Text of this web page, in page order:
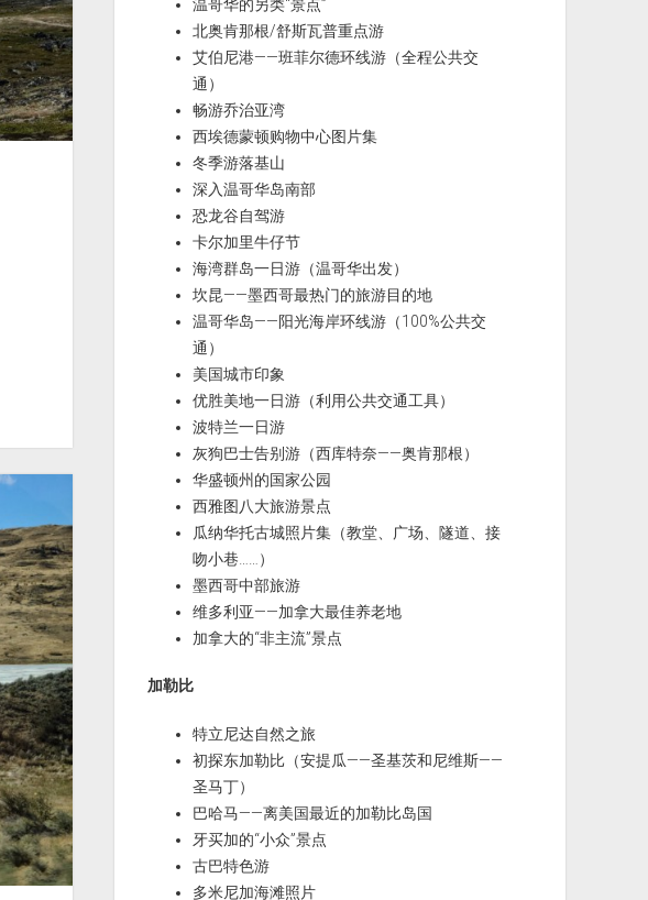
温哥华的另类“景点”
北奥肯那根/舒斯瓦普重点游
艾伯尼港——班菲尔德环线游（全程公共交
通）
畅游乔治亚湾
西埃德蒙顿购物中心图片集
冬季游落基山
深入温哥华岛南部
恐龙谷自驾游
卡尔加里牛仔节
海湾群岛一日游（温哥华出发）
坎昆——墨西哥最热门的旅游目的地
温哥华岛——阳光海岸环线游（100%公共交
通）
美国城市印象
优胜美地一日游（利用公共交通工具）
波特兰一日游
灰狗巴士告别游（西库特奈——奥肯那根）
华盛顿州的国家公园
西雅图八大旅游景点
瓜纳华托古城照片集（教堂、广场、隧道、接
吻小巷……）
墨西哥中部旅游
维多利亚——加拿大最佳养老地
加拿大的“非主流”景点
加勒比
特立尼达自然之旅
初探东加勒比（安提瓜——圣基茨和尼维斯——
圣马丁）
巴哈马——离美国最近的加勒比岛国
牙买加的“小众”景点
古巴特色游
多米尼加海滩照片